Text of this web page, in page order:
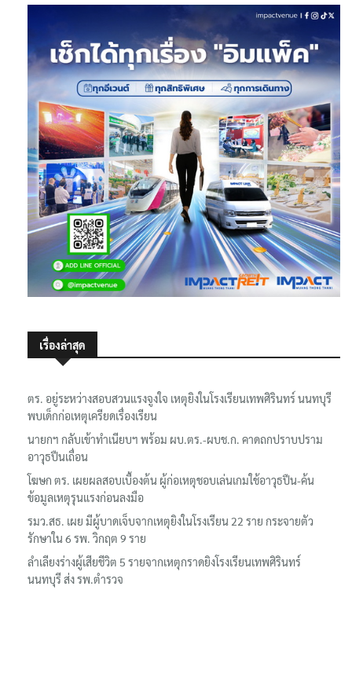
เรื่องล่าสุด
ตร. อยู่ระหว่างสอบสวนแรงจูงใจ เหตุยิงในโรงเรียนเทพศิรินทร์ นนทบุรี
พบเด็กก่อเหตุเครียดเรื่องเรียน
นายกฯ กลับเข้าทำเนียบฯ พร้อม ผบ.ตร.-ผบช.ก. คาดถกปราบปราม
อาวุธปืนเถื่อน
โฆษก ตร. เผยผลสอบเบื้องต้น ผู้ก่อเหตุชอบเล่นเกมใช้อาวุธปืน-ค้น
ข้อมูลเหตุรุนแรงก่อนลงมือ
รมว.สธ. เผย มีผู้บาดเจ็บจากเหตุยิงในโรงเรียน 22 ราย กระจายตัว
รักษาใน 6 รพ. วิกฤต 9 ราย
ลำเลียงร่างผู้เสียชีวิต 5 รายจากเหตุกราดยิงโรงเรียนเทพศิรินทร์
นนทบุรี ส่ง รพ.ตำรวจ